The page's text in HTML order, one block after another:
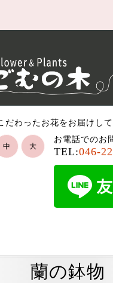
だわったお花をお届けして
お電話でのお
TEL:046-
中 大
蘭の鉢物